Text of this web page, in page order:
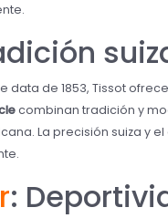
data de 1853, Tissot
combinan tradición y
La precisión suiza y
: